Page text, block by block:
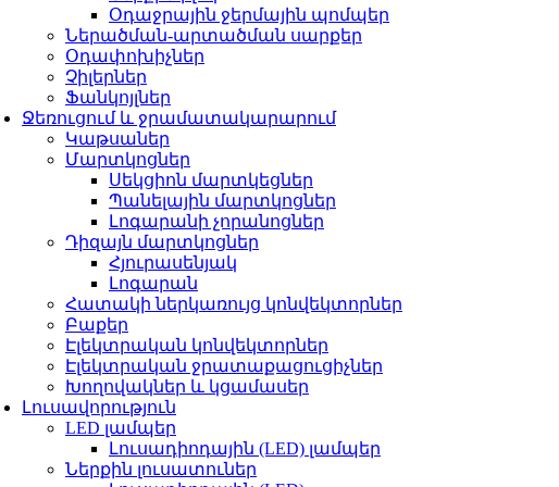
Օդաջրային ջերմային պոմպեր
Ներածման-արտածման սարքեր
Օդափոխիչներ
Չիլերներ
Ֆանկոյլներ
Ջեռուցում և ջրամատակարարում
Կաթսաներ
Մարտկոցներ
Սեկցիոն մարտկեցներ
Պանելային մարտկոցներ
Լոգարանի չորանոցներ
Դիզայն մարտկոցներ
Հյուրասենյակ
Լոգարան
Հատակի ներկառույց կոնվեկտորներ
Բաքեր
Էլեկտրական կոնվեկտորներ
Էլեկտրական ջրատաքացուցիչներ
Խողովակներ և կցամասեր
Լուսավորություն
LED լամպեր
Լուսադիոդային (LED) լամպեր
Ներքին լուսատուներ